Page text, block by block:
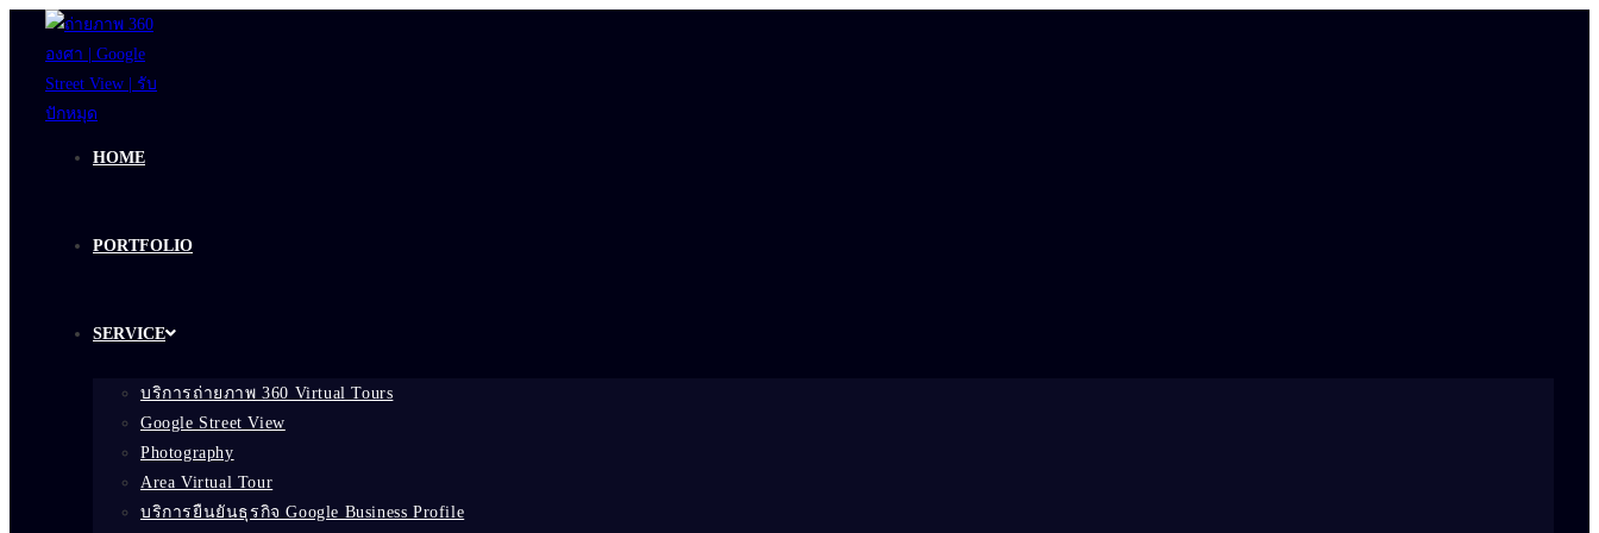
content
HOME
PORTFOLIO
SERVICE
บริการถ่ายภาพ 360 Virtual Tours
Google Street View
Photography
Area Virtual Tour
บริการยืนยันธุรกิจ Google Business Profile